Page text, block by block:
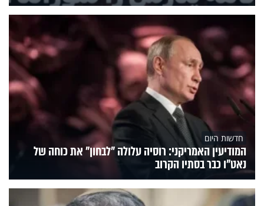
חדשות היום
המודיעין האמריקני: רוסיה עלולה "לבחון" את כוחה של
נאט"ו כבר בסתיו הקרוב